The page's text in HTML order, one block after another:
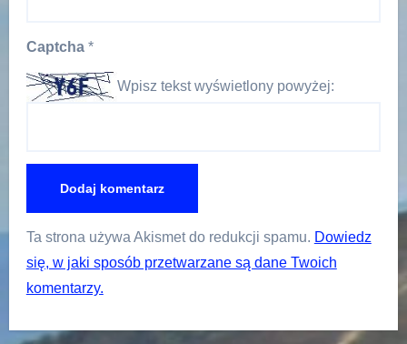
Captcha *
Wpisz tekst wyświetlony powyżej:
Ta strona używa Akismet do redukcji spamu. Dowiedz
się, w jaki sposób przetwarzane są dane Twoich
komentarzy.